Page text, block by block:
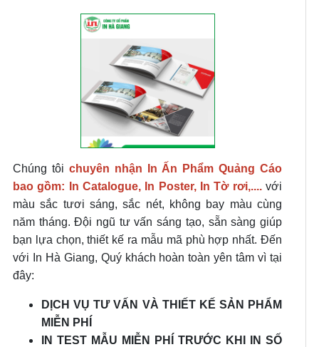
Chúng tôi chuyên nhận In Ấn Phẩm Quảng Cáo
bao gồm: In Catalogue, In Poster, In Tờ rơi,....với
màu sắc tươi sáng, sắc nét, không bay màu cùng
năm tháng. Đội ngũ tư vấn sáng tạo, sẵn sàng giúp
bạn lựa chọn, thiết kế ra mẫu mã phù hợp nhất. Đến
với In Hà Giang, Quý khách hoàn toàn yên tâm vì tại
đây:
DỊCH VỤ TƯ VẤN VÀ THIẾT KẾ SẢN PHẨM
MIỄN PHÍ
IN TEST MẪU MIỄN PHÍ TRƯỚC KHI IN SỐ